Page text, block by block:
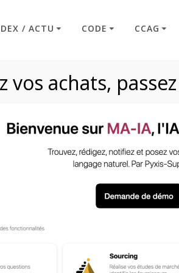
/ ACTU CODE CCAG
faute…
titulaire
vos achats,